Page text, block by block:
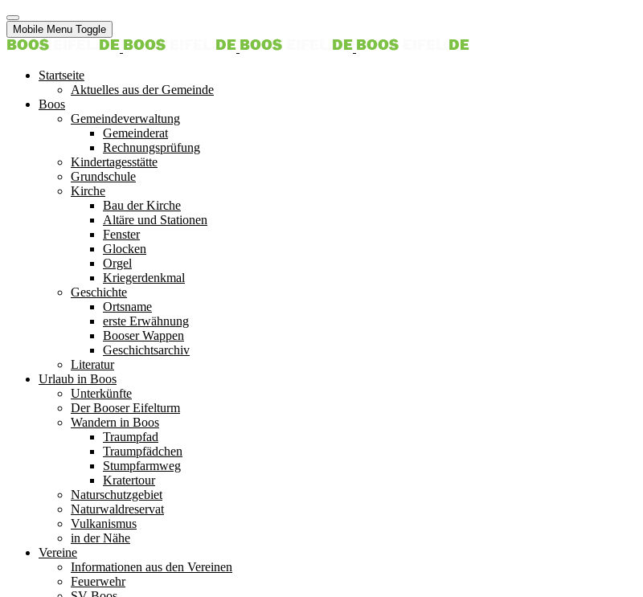
Mobile Menu Toggle
Startseite
Aktuelles aus der Gemeinde
Boos
Gemeindeverwaltung
Gemeinderat
Rechnungsprüfung
Kindertagesstätte
Grundschule
Kirche
Bau der Kirche
Altäre und Stationen
Fenster
Glocken
Orgel
Kriegerdenkmal
Geschichte
Ortsname
erste Erwähnung
Booser Wappen
Geschichtsarchiv
Literatur
Urlaub in Boos
Unterkünfte
Der Booser Eifelturm
Wandern in Boos
Traumpfad
Traumpfädchen
Stumpfarmweg
Kratertour
Naturschutzgebiet
Naturwaldreservat
Vulkanismus
in der Nähe
Vereine
Informationen aus den Vereinen
Feuerwehr